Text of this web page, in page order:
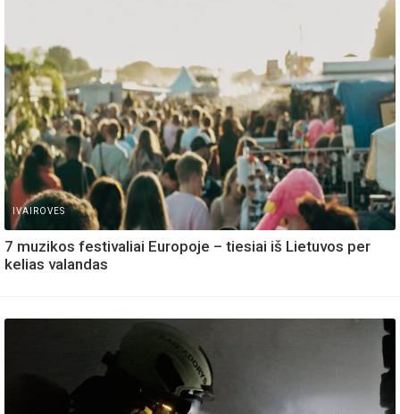
IVAIROVES
7 muzikos festivaliai Europoje – tiesiai iš Lietuvos per
kelias valandas